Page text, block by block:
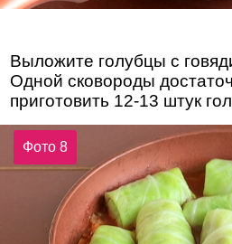
Выложите голубцы с
Одной сковороды
приготовить 12-13 штук
Фото 8